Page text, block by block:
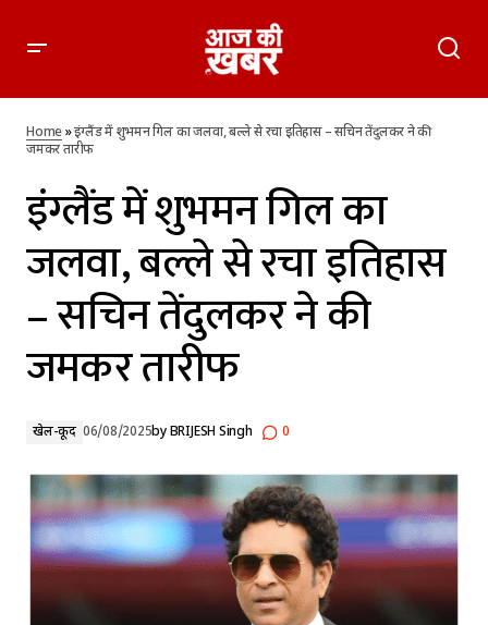
की जमकर तारीफ
Home»इंग्लैंड में शुभमन गिल का जलवा, बल्ले से रचा इतिहास – सचिन तेंदुलकर ने की
जमकर तारीफ
इंग्लैंड में शुभमन गिल का
जलवा, बल्ले से रचा इतिहास
– सचिन तेंदुलकर ने की
जमकर तारीफ
खेल-कूद 06/08/2025byBRIJESH Singh 0